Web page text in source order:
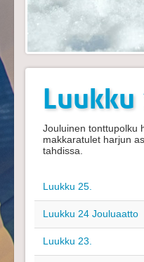
Luukku
Jouluinen tonttupolku
makkaratulet harjun
tahdissa.
Luukku 25.
Luukku 24 Jouluaatto
Luukku 23.